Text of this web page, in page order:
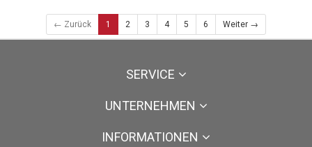
← Zurück 1 2 3 4 5 6 Weiter →
SERVICE
UNTERNEHMEN
INFORMATIONEN